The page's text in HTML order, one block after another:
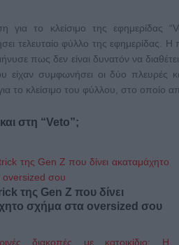
για το κλείσιμο της εφημερίδας
τελευταίο φύλλο της εφημερίδας.
πως δεν είναι δυνατόν να
είχαν συμφωνήσει οι δύο πλευρές
το κλείσιμο του φύλλου, στο οποίο
στη “Veto”;
της Gen Z που δίνει
σχήμα στα oversized σου